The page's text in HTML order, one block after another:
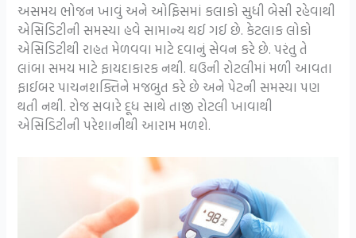
અસમય ભોજન ખાવું અને ઓફિસમાં કલાકો સુધી બેસી રહેવાથી
એસિડિટીની સમસ્યા હવે સામાન્ય થઈ ગઈ છે. કેટલાક લોકો
એસિડિટીથી રાહત મેળવવા માટે દવાનું સેવન કરે છે. પરંતુ તે
લાંબા સમય માટે ફાયદાકારક નથી. ઘઉની રોટલીમાં મળી આવતા
ફાઈબર પાચનશક્તિને મજબુત કરે છે અને પેટની સમસ્યા પણ
થતી નથી. રોજ સવારે દૂધ સાથે તાજી રોટલી ખાવાથી
એસિડિટીની પરેશાનીથી આરામ મળશે.